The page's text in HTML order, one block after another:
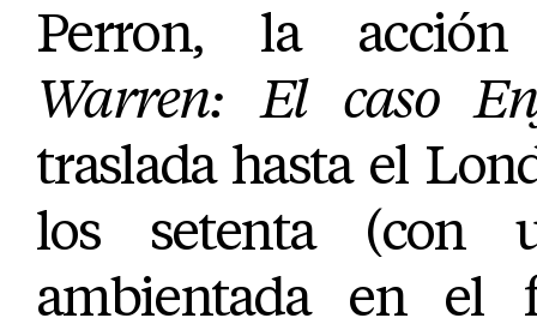
Perron, la
Warren: El caso
traslada hasta el
los setenta (con
ambientada en el